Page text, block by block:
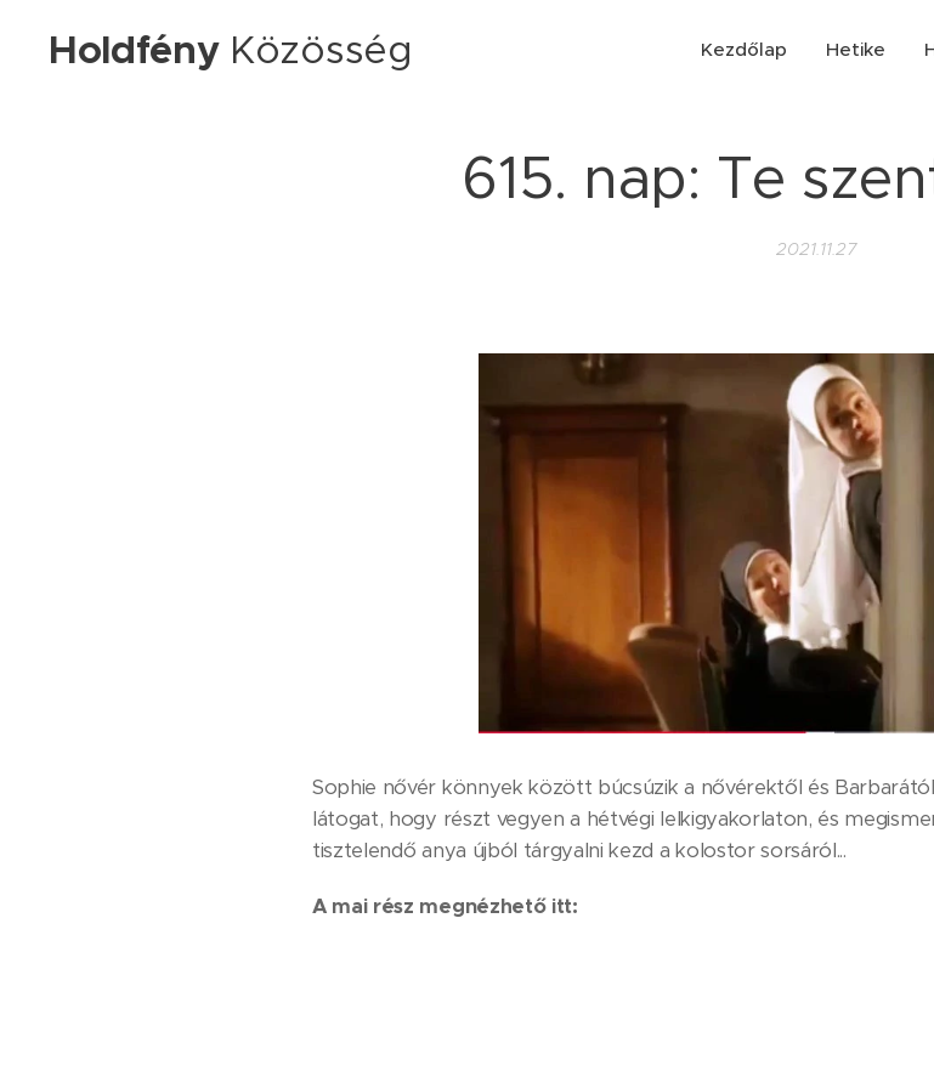
HoldfényKözösség Kezdőlap Hetike
615. nap: Te
2021.11.27
Sophie nővér könnyek között búcsúzik a nővérektől és
látogat, hogy részt vegyen a hétvégi lelkigyakorlaton, és
tisztelendő anya újból tárgyalni kezd a kolostor sorsáról...
A mai rész megnézhető itt: